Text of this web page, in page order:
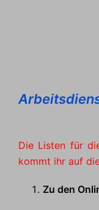
Die Listen für
kommt ihr auf
Zu den